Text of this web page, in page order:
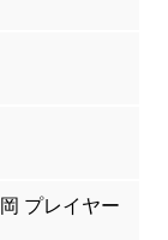
プレイヤー